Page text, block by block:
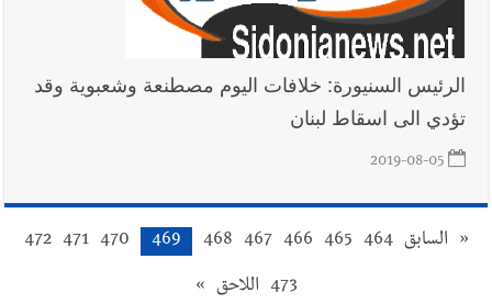
الرئيس السنيورة: خلافات اليوم مصطنعة وشعبوية وقد
تؤدي الى اسقاط لبنان
2019-08-05
« السابق 464
465
466
467
468
469
470
471
472
473 اللاحق »